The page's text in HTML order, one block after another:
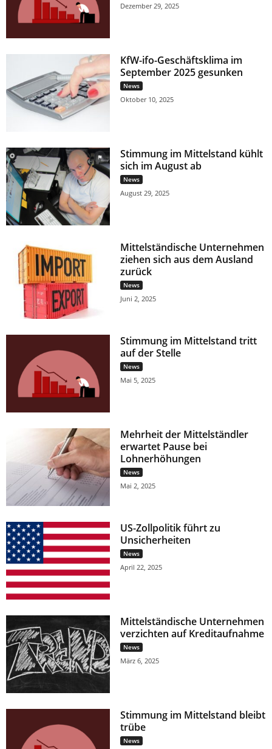
Dezember 29, 2025
KfW-ifo-Geschäftsklima im
September 2025 gesunken
News
Oktober 10, 2025
Stimmung im Mittelstand kühlt
sich im August ab
News
August 29, 2025
Mittelständische Unternehmen
ziehen sich aus dem Ausland
zurück
News
Juni 2, 2025
Stimmung im Mittelstand tritt
auf der Stelle
News
Mai 5, 2025
Mehrheit der Mittelständler
erwartet Pause bei
Lohnerhöhungen
News
Mai 2, 2025
US-Zollpolitik führt zu
Unsicherheiten
News
April 22, 2025
Mittelständische Unternehmen
verzichten auf Kreditaufnahme
News
März 6, 2025
Stimmung im Mittelstand bleibt
trübe
News